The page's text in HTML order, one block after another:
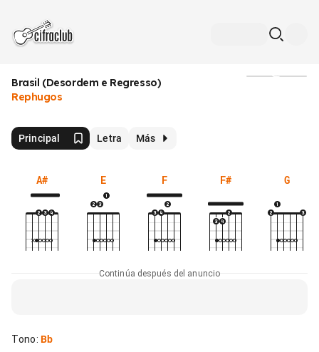
Brasil (Desordem e Regresso)
Rephugos
Principal Letra Más
A# E F F# G
Continúa después del anuncio
Tono: Bb